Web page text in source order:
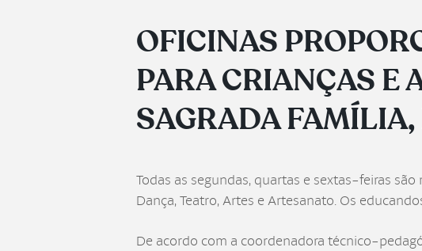
OFICINAS
PARA CRIANÇAS E
SAGRADA FAMÍLIA,
Todas as segundas, quartas e sextas-feiras
Dança, Teatro, Artes e Artesanato. Os
De acordo com a coordenadora técnico-